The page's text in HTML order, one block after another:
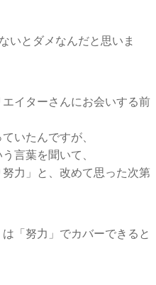
いとダメなんだと思いま
イターさんにお会いする前
いたんですが、
言葉を聞いて、
努力」と、改めて思った次第
「努力」でカバーできると